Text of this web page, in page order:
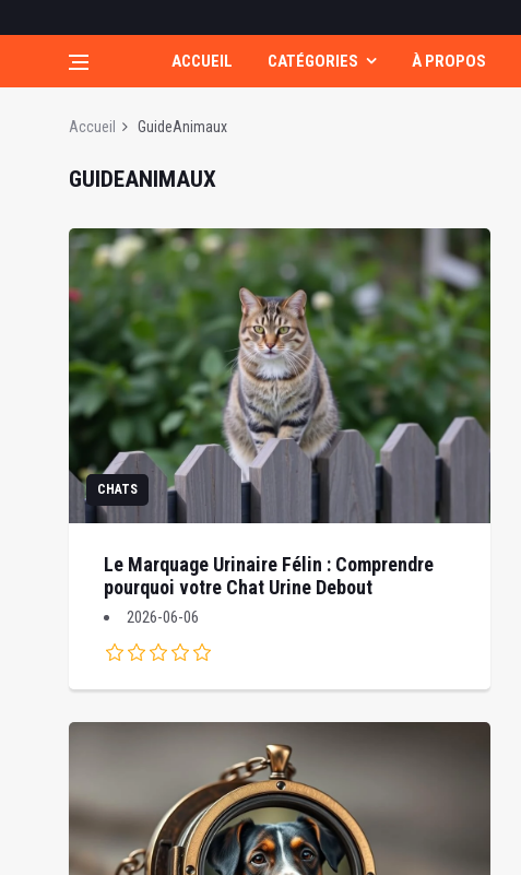
ACCUEIL CATÉGORIES À PROPOS
Accueil GuideAnimaux
GUIDEANIMAUX
CHATS
Le Marquage Urinaire Félin : Comprendre
pourquoi votre Chat Urine Debout
2026-06-06